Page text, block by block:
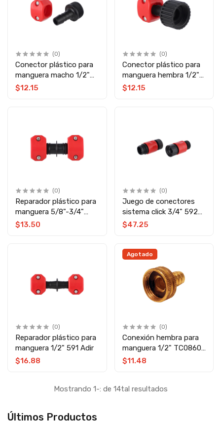
Últimos Productos
(0)
Conector plástico para
manguera macho 1/2"
13136 Adir
$12.15
(0)
Conector plástico para
manguera hembra 1/2"
13138 Adir
$12.15
(0)
Reparador plástico para
manguera 5/8"-3/4"
13135 Adir
$13.50
(0)
Juego de conectores
sistema click 3/4" 592
Adir
$47.25
(0)
Reparador plástico para
manguera 1/2" 591 Adir
$16.88
Agotado
(0)
Conexión hembra para
manguera 1/2" TC0860
Toolcraft
$11.48
Mostrando 1-: de 14tal resultados